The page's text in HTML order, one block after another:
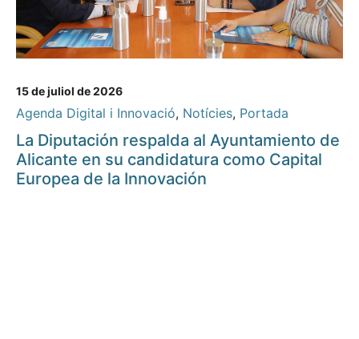
15 de juliol de 2026
Agenda Digital i Innovació, Notícies, Portada
La Diputación respalda al Ayuntamiento de
Alicante en su candidatura como Capital
Europea de la Innovación